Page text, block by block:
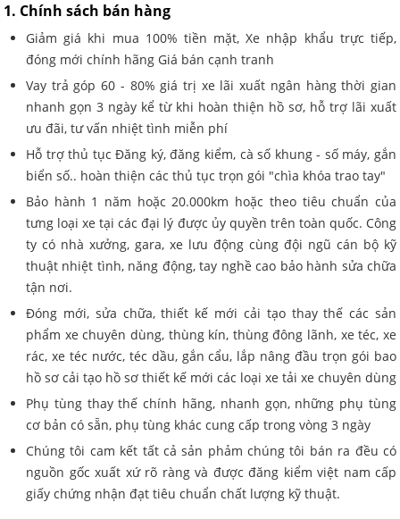
1. Chính sách bán hàng
Giảm giá khi mua 100% tiền mặt, Xe nhập khẩu trực tiếp,
đóng mới chính hãng Giá bán cạnh tranh
Vay trả góp 60 - 80% giá trị xe lãi xuất ngân hàng thời gian
nhanh gọn 3 ngày kể từ khi hoàn thiện hồ sơ, hỗ trợ lãi xuất
ưu đãi, tư vấn nhiệt tình miễn phí
Hỗ trợ thủ tục Đăng ký, đăng kiểm, cà số khung - số máy, gắn
biển số.. hoàn thiện các thủ tục trọn gói "chìa khóa trao tay"
Bảo hành 1 năm hoặc 20.000km hoặc theo tiêu chuẩn của
tưng loại xe tại các đại lý được ủy quyền trên toàn quốc. Công
ty có nhà xưởng, gara, xe lưu động cùng đội ngũ cán bộ kỹ
thuật nhiệt tình, năng động, tay nghề cao bảo hành sửa chữa
tận nơi.
Đóng mới, sửa chữa, thiết kế mới cải tạo thay thế các sản
phẩm xe chuyên dùng, thùng kín, thùng đông lãnh, xe téc, xe
rác, xe téc nước, téc dầu, gắn cẩu, lắp nâng đầu trọn gói bao
hồ sơ cải tạo hồ sơ thiết kế mới các loại xe tải xe chuyên dùng
Phụ tùng thay thế chính hãng, nhanh gọn, những phụ tùng
cơ bản có sẵn, phụ tùng khác cung cấp trong vòng 3 ngày
Chúng tôi cam kết tất cả sản phảm chúng tôi bán ra đều có
nguồn gốc xuất xứ rõ ràng và được đăng kiểm việt nam cấp
giấy chứng nhận đạt tiêu chuẩn chất lượng kỹ thuật.